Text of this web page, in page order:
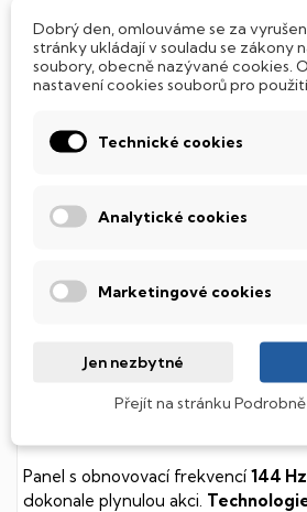
SSD Disk
diskem, který na rozdíl od
(Hard Disk Drive) disků
k mechanickému poškození.
soustavy je tento disk mnohem
Podsvícená klávesnice
Integrovaný systém úsporných
klávesy tak, aby byly krásně čitelné
stále však decentně, aby nikterak
Panel s obnovovací frekvencí 144 Hz
dokonale plynulou akci.
Dobrý den, omlouváme se za
stránky ukládají v souladu se zákony
soubory, obecně nazývané cookies.
nastavení cookies souborů pro
Technické cookies
Analytické cookies
Marketingové cookies
Jen nezbytné
Přejít na stránku